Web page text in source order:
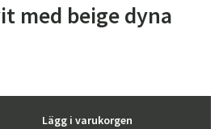
med beige dyna
Lägg i varukorgen